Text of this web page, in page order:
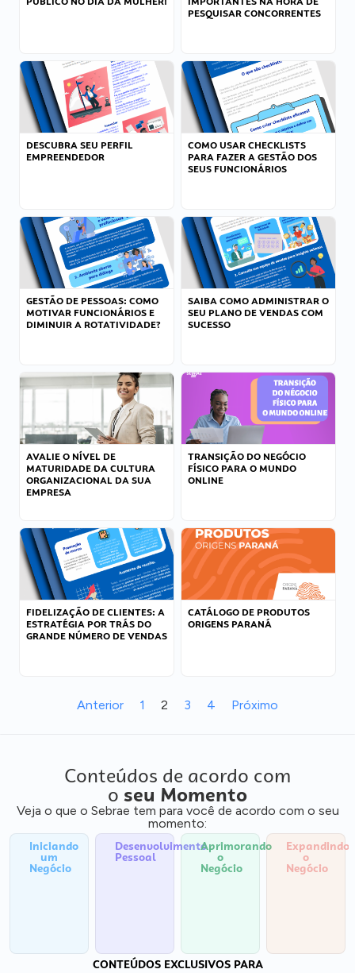
PESQUISAR CONCORRENTES
DESCUBRA SEU PERFIL
EMPREENDEDOR
COMO USAR CHECKLISTS
PARA FAZER A GESTÃO DOS
SEUS FUNCIONÁRIOS
GESTÃO DE PESSOAS: COMO
MOTIVAR FUNCIONÁRIOS E
DIMINUIR A ROTATIVIDADE?
SAIBA COMO ADMINISTRAR O
SEU PLANO DE VENDAS COM
SUCESSO
AVALIE O NÍVEL DE
MATURIDADE DA CULTURA
ORGANIZACIONAL DA SUA
EMPRESA
TRANSIÇÃO DO NEGÓCIO
FÍSICO PARA O MUNDO
ONLINE
FIDELIZAÇÃO DE CLIENTES: A
ESTRATÉGIA POR TRÁS DO
GRANDE NÚMERO DE VENDAS
CATÁLOGO DE PRODUTOS
ORIGENS PARANÁ
Anterior 1 2 3 4 Próximo
Conteúdos de acordo com
o seu Momento
Veja o que o Sebrae tem para você de acordo com o seu
momento:
Iniciando
um
Negócio
Desenvolvimento
Pessoal
Aprimorando
o
Negócio
Expandindo
o
Negócio
CONTEÚDOS EXCLUSIVOS PARA